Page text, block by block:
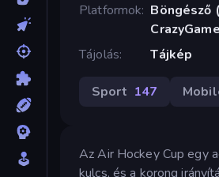
Platformok Böngésző
Tájolás
Tájkép
Sport 147
Az Air Hockey Cup egy
kulcs, és a korong